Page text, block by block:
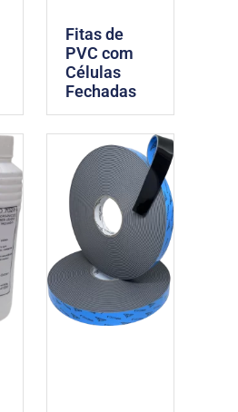
Fitas de
PVC com
Células
Fechadas